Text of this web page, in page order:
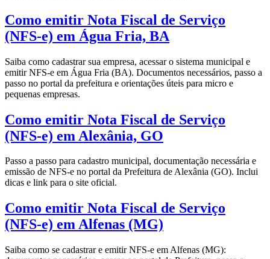
Como emitir Nota Fiscal de Serviço
(NFS-e) em Água Fria, BA
Saiba como cadastrar sua empresa, acessar o sistema municipal e
emitir NFS-e em Água Fria (BA). Documentos necessários, passo a
passo no portal da prefeitura e orientações úteis para micro e
pequenas empresas.
Como emitir Nota Fiscal de Serviço
(NFS-e) em Alexânia, GO
Passo a passo para cadastro municipal, documentação necessária e
emissão de NFS-e no portal da Prefeitura de Alexânia (GO). Inclui
dicas e link para o site oficial.
Como emitir Nota Fiscal de Serviço
(NFS-e) em Alfenas (MG)
Saiba como se cadastrar e emitir NFS-e em Alfenas (MG):